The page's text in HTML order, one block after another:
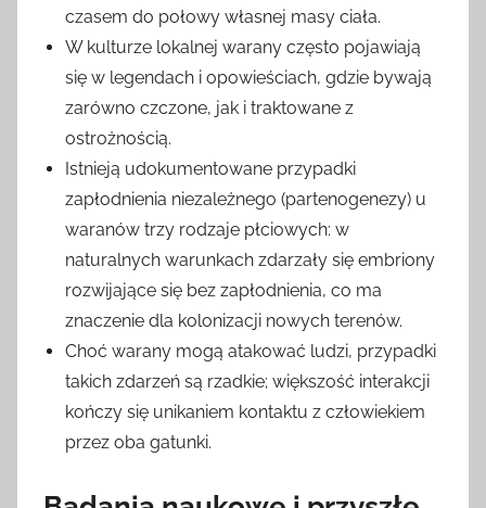
czasem do połowy własnej masy ciała.
W kulturze lokalnej warany często pojawiają
się w legendach i opowieściach, gdzie bywają
zarówno czczone, jak i traktowane z
ostrożnością.
Istnieją udokumentowane przypadki
zapłodnienia niezależnego (partenogenezy) u
waranów trzy rodzaje płciowych: w
naturalnych warunkach zdarzały się embriony
rozwijające się bez zapłodnienia, co ma
znaczenie dla kolonizacji nowych terenów.
Choć warany mogą atakować ludzi, przypadki
takich zdarzeń są rzadkie; większość interakcji
kończy się unikaniem kontaktu z człowiekiem
przez oba gatunki.